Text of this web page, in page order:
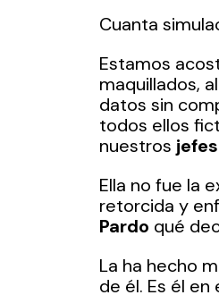
Cuanta
Estamos
maquillados,
datos sin
todos ellos
nuestros
Ella no fue la
retorcida y
Pardo qué
La ha hecho
de él. Es él